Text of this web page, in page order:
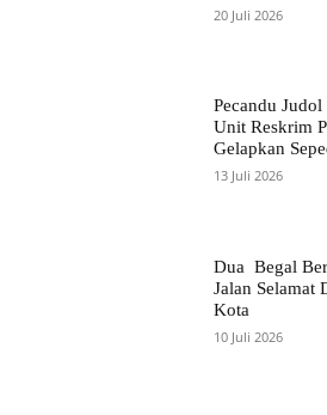
20 Juli 2026
Pecandu
Unit Reskrim
Gelapkan
13 Juli 2026
Dua Begal
Jalan Selamat
Kota
10 Juli 2026